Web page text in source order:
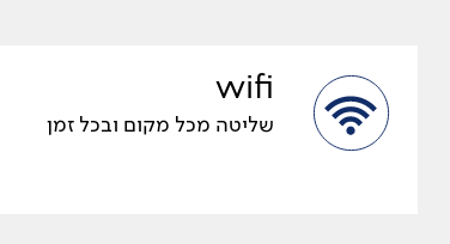
wifi
שליטה מכל מקום ובכל זמן